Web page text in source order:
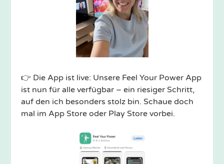
👉 Die App ist live: Unsere Feel Your Power App
ist nun für alle verfügbar – ein riesiger Schritt,
auf den ich besonders stolz bin. Schaue doch
mal im App Store oder Play Store vorbei.